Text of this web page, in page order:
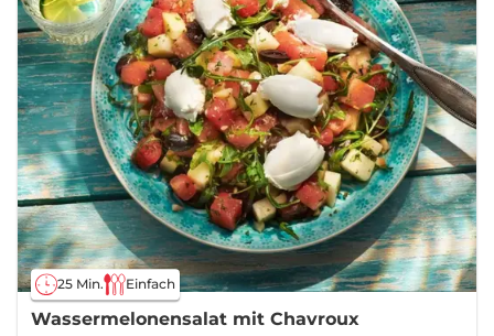
25 Min. Einfach
Wassermelonensalat mit Chavroux